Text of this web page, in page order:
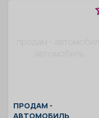
продам - автомобиль
автомобиль,
ПРОДАМ -
АВТОМОБИЛЬ